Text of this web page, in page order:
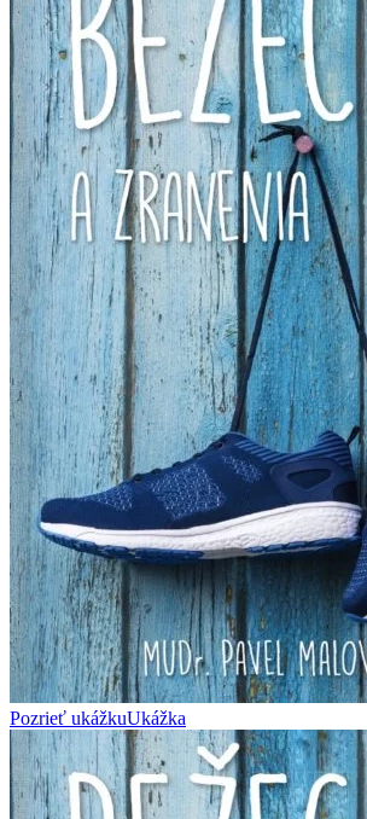
Pozrieť ukážkuUkážka